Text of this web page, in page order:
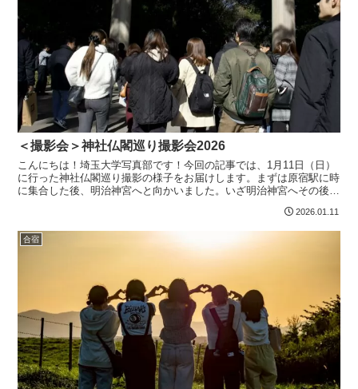
＜撮影会＞神社仏閣巡り撮影会2026
こんにちは！埼玉大学写真部です！今回の記事では、1月11日（日）
に行った神社仏閣巡り撮影の様子をお届けします。まずは原宿駅に時
に集合した後、明治神宮へと向かいました。いざ明治神宮へその後は
2026.01.11
合宿